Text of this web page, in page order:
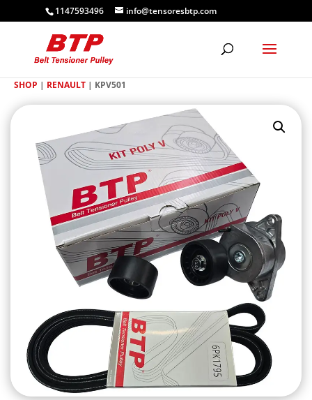
1147593496 info@tensoresbtp.com
SHOP | RENAULT | KPV501